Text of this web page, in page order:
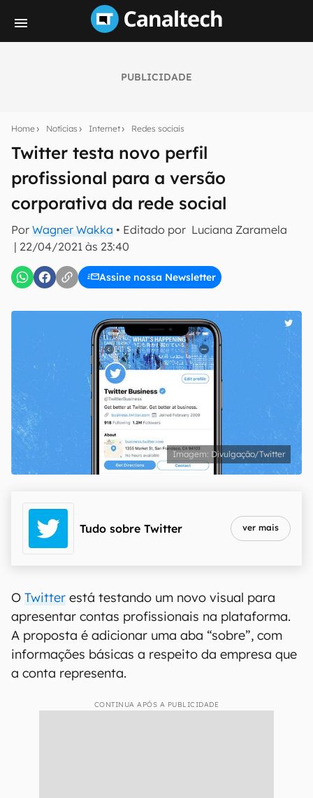
PUBLICIDADE
Home Notícias Internet Redes sociais
Twitter testa novo perfil
profissional para a versão
corporativa da rede social
Por Wagner Wakka • Editado por Luciana Zaramela
| 22/04/2021 às 23:40
Assine nossa Newsletter
notícias e reviews sobre tecnologia em primeira
mão.
E-mail
inscreva-se
Confirmo que li, aceito e concordo com os Termos de
Uso e Política de Privacidade do Canaltech.
Divulgação/Twitter
Tudo sobre Twitter ver mais
O Twitter está testando um novo visual para
apresentar contas profissionais na plataforma.
A proposta é adicionar uma aba “sobre”, com
informações básicas a respeito da empresa que
a conta representa.
CONTINUA APÓS A PUBLICIDADE